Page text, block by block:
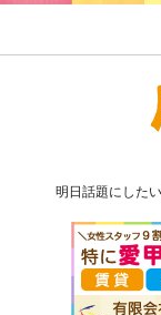
明日話題にした